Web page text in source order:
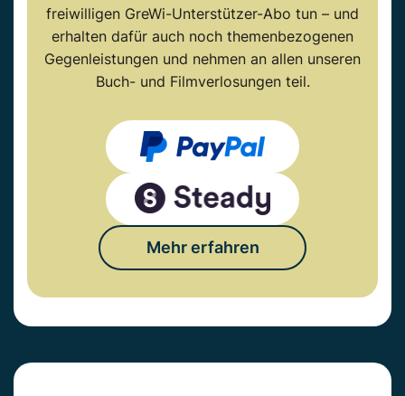
freiwilligen GreWi-Unterstützer-Abo tun – und
erhalten dafür auch noch themenbezogenen
Gegenleistungen und nehmen an allen unseren
Buch- und Filmverlosungen teil.
Mehr erfahren